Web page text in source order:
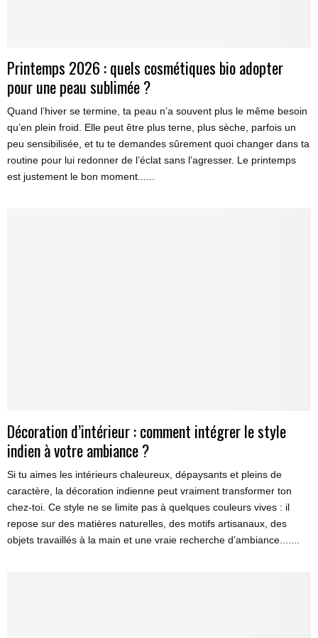
Printemps 2026 : quels cosmétiques bio adopter
pour une peau sublimée ?
Quand l’hiver se termine, ta peau n’a souvent plus le même besoin
qu’en plein froid. Elle peut être plus terne, plus sèche, parfois un
peu sensibilisée, et tu te demandes sûrement quoi changer dans ta
routine pour lui redonner de l’éclat sans l’agresser. Le printemps
est justement le bon moment......
Décoration d’intérieur : comment intégrer le style
indien à votre ambiance ?
Si tu aimes les intérieurs chaleureux, dépaysants et pleins de
caractère, la décoration indienne peut vraiment transformer ton
chez-toi. Ce style ne se limite pas à quelques couleurs vives : il
repose sur des matières naturelles, des motifs artisanaux, des
objets travaillés à la main et une vraie recherche d’ambiance.......